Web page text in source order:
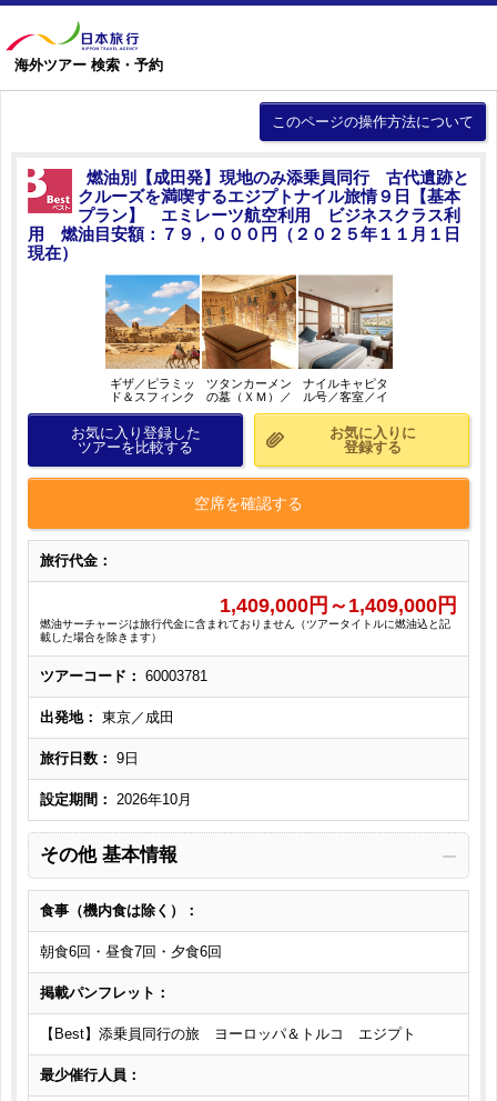
海外ツアー 検索・予約
このページの操作方法について
燃油別【成田発】現地のみ添乗員同行 古代遺跡と
クルーズを満喫するエジプトナイル旅情９日【基本
プラン】 エミレーツ航空利用 ビジネスクラス利
用 燃油目安額：７９，０００円（２０２５年１１月１日
現在）
ギザ／ピラミッ
ド＆スフィンク
メージ
ツタンカーメン
の墓（ＸＭ）／
ナイルキャピタ
ル号／客室／イ
お気に入り登録した
ツアーを比較する
お気に入りに
登録する
空席を確認する
旅行代金：
1,409,000 円～ 1,409,000 円
燃油サーチャージは旅行代金に含まれておりません（ツアータイトルに燃油込と記
載した場合を除きます）
ツアーコード： 60003781
出発地： 東京／成田
旅行日数： 9日
設定期間： 2026年10月
その他 基本情報
食事（機内食は除く）：
朝食6回・昼食7回・夕食6回
掲載パンフレット：
【Best】添乗員同行の旅 ヨーロッパ＆トルコ エジプト
最少催行人員：